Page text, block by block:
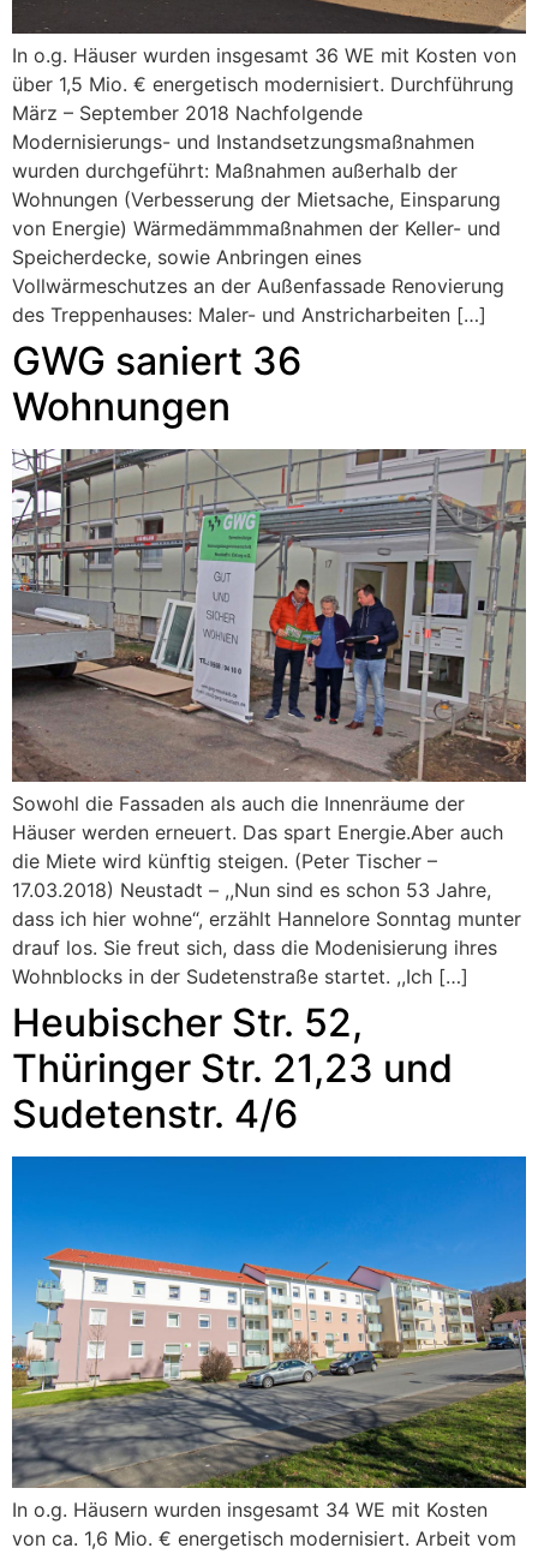
In o.g. Häuser wurden insgesamt 36 WE mit Kosten von
über 1,5 Mio. € energetisch modernisiert. Durchführung
März – September 2018 Nachfolgende
Modernisierungs- und Instandsetzungsmaßnahmen
wurden durchgeführt: Maßnahmen außerhalb der
Wohnungen (Verbesserung der Mietsache, Einsparung
von Energie) Wärmedämmmaßnahmen der Keller- und
Speicherdecke, sowie Anbringen eines
Vollwärmeschutzes an der Außenfassade Renovierung
des Treppenhauses: Maler- und Anstricharbeiten […]
GWG saniert 36
Wohnungen
Sowohl die Fassaden als auch die Innenräume der
Häuser werden erneuert. Das spart Energie.Aber auch
die Miete wird künftig steigen. (Peter Tischer –
17.03.2018) Neustadt – ,,Nun sind es schon 53 Jahre,
dass ich hier wohne“, erzählt Hannelore Sonntag munter
drauf los. Sie freut sich, dass die Modenisierung ihres
Wohnblocks in der Sudetenstraße startet. ,,Ich […]
Heubischer Str. 52,
Thüringer Str. 21,23 und
Sudetenstr. 4/6
In o.g. Häusern wurden insgesamt 34 WE mit Kosten
von ca. 1,6 Mio. € energetisch modernisiert. Arbeit vom